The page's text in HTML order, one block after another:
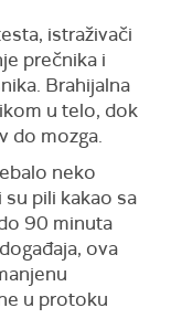
istraživači
prečnika i
Brahijalna
u telo, dok
do mozga.
neko
pili kakao sa
90 minuta
ova
u protoku